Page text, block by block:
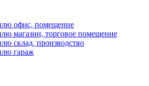
офис, помещение
магазин, торговое помещение
склад, производство
гараж